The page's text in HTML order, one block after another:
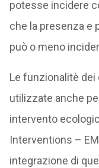
potesse incidere
che la presenza e
può o meno
Le funzionalitè
utilizzate anche
intervento
Interventions –
integrazione di